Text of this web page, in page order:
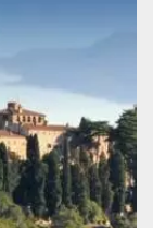
mantener un
estado de inicio
de sesión para
un usuario entre
páginas.
1 mes
Esta cookie se
utiliza
generalmente